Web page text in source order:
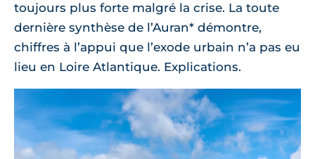
toujours plus forte malgré la crise. La toute
dernière synthèse de l’Auran* démontre,
chiffres à l’appui que l’exode urbain n’a pas eu
lieu en Loire Atlantique. Explications.